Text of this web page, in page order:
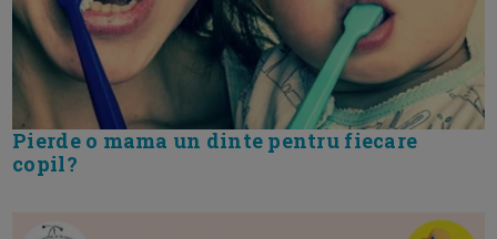
Pierde o mama un dinte pentru fiecare
copil?